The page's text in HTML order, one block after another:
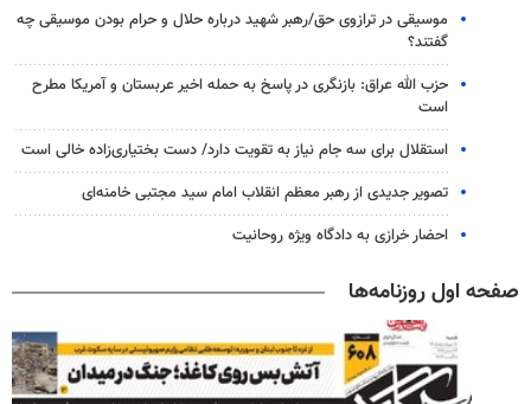
موسیقی در ترازوی حق/رهبر شهید درباره حلال و حرام بودن موسیقی چه
گفتند؟
حزب الله عراق: بازنگری در پاسخ به حمله اخیر عربستان و آمریکا مطرح
است
استقلال برای سه جام نیاز به تقویت دارد/ دست بختیاری‌زاده خالی است
تصویر جدیدی از رهبر معظم انقلاب امام سید مجتبی خامنه‌ای
احضار خرازی به دادگاه ویژه روحانیت
صفحه اول روزنامه‌ها